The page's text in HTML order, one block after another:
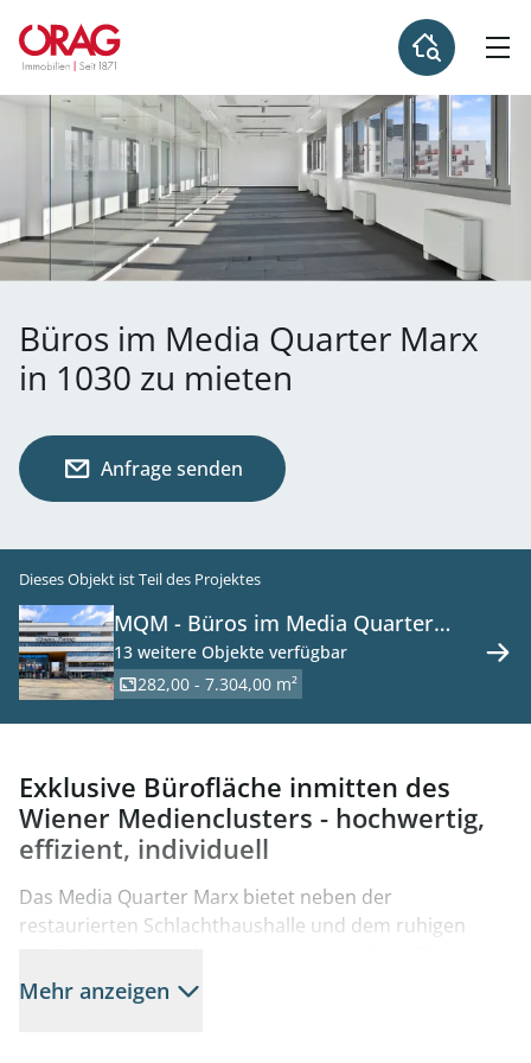
Büros im Media Quarter Marx
in 1030 zu mieten
Anfrage senden
Dieses Objekt ist Teil des Projektes
MQM - Büros im Media Quarter
Marx in 1030 Wien zu mieten
13 weitere Objekte verfügbar
282,00 - 7.304,00 m²
Exklusive Bürofläche inmitten des
Wiener Medienclusters - hochwertig,
effizient, individuell
Das Media Quarter Marx bietet neben der
restaurierten Schlachthaushalle und dem ruhigen
angebotenen Büroflächen zeichnen sich durch ihre
hochwertige Ausstattung und effiziente
Mehr anzeigen